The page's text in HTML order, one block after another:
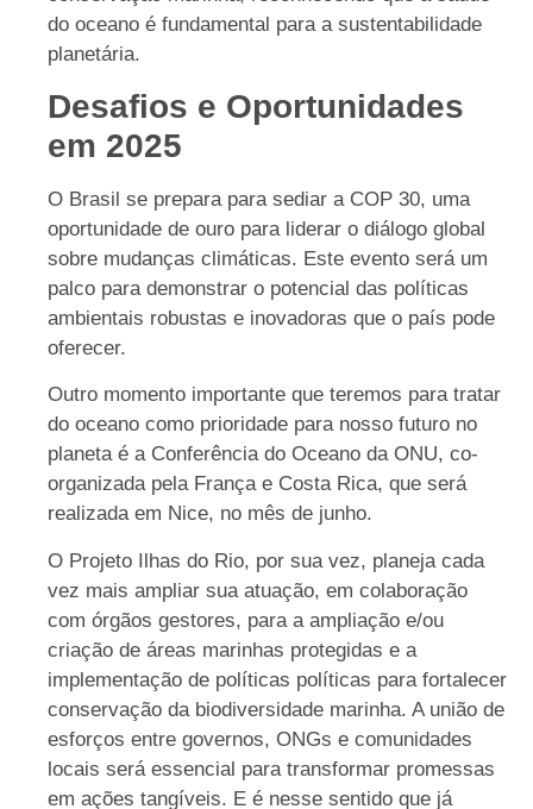
do oceano é fundamental para a sustentabilidade
planetária.
Desafios e Oportunidades
em 2025
O Brasil se prepara para sediar a COP 30, uma
oportunidade de ouro para liderar o diálogo global
sobre mudanças climáticas. Este evento será um
palco para demonstrar o potencial das políticas
ambientais robustas e inovadoras que o país pode
oferecer.
Outro momento importante que teremos para tratar
do oceano como prioridade para nosso futuro no
planeta é a Conferência do Oceano da ONU, co-
organizada pela França e Costa Rica, que será
realizada em Nice, no mês de junho.
O Projeto Ilhas do Rio, por sua vez, planeja cada
vez mais ampliar sua atuação, em colaboração
com órgãos gestores, para a ampliação e/ou
criação de áreas marinhas protegidas e a
implementação de políticas políticas para fortalecer
conservação da biodiversidade marinha. A união de
esforços entre governos, ONGs e comunidades
locais será essencial para transformar promessas
em ações tangíveis. E é nesse sentido que já